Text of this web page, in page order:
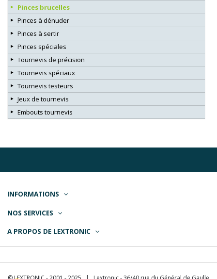
Pinces brucelles
Pinces à dénuder
Pinces à sertir
Pinces spéciales
Tournevis de précision
Tournevis spéciaux
Tournevis testeurs
Jeux de tournevis
Embouts tournevis
INFORMATIONS
NOS SERVICES
A PROPOS DE LEXTRONIC